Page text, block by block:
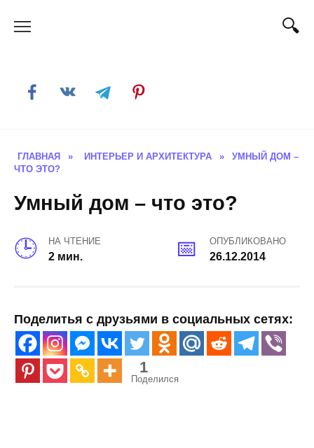
ГЛАВНАЯ » ИНТЕРЬЕР И АРХИТЕКТУРА »
УМНЫЙ ДОМ –
ЧТО ЭТО?
Умный дом – что это?
НА ЧТЕНИЕ
2 мин.
ОПУБЛИКОВАНО
26.12.2014
Поделитья с друзьями в социальных сетях:
1
Поделился